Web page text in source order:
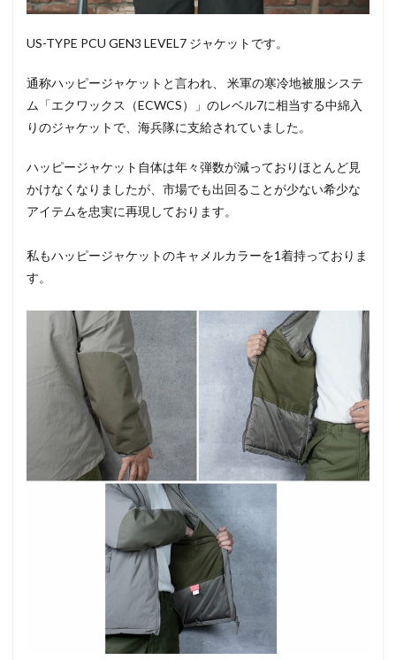
US-TYPE PCU GEN3 LEVEL7 ジャケットです。
通称ハッピージャケットと言われ、 米軍の寒冷地被服システ
ム「エクワックス（ECWCS）」のレベル7に相当する中綿入
りのジャケットで、海兵隊に支給されていました。
ハッピージャケット自体は年々弾数が減っておりほとんど見
かけなくなりましたが、市場でも出回ることが少ない希少な
アイテムを忠実に再現しております。
私もハッピージャケットのキャメルカラーを1着持っておりま
す。